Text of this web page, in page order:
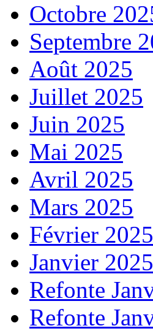
Octobre
Septembre
Août 2025
Juillet 2025
Juin 2025
Mai 2025
Avril 2025
Mars 2025
Février 2025
Janvier 2025
Refonte
Refonte